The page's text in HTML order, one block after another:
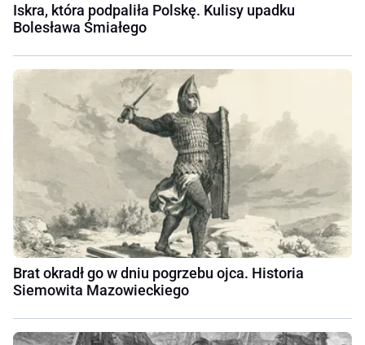
Iskra, która podpaliła Polskę. Kulisy upadku
Bolesława Śmiałego
Brat okradł go w dniu pogrzebu ojca. Historia
Siemowita Mazowieckiego